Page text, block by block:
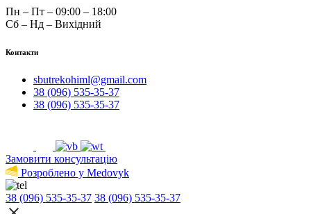
Пн – Пт – 09:00 – 18:00
Сб – Нд – Вихідний
Контакти
sbutrekohiml@gmail.com
38 (096) 535-35-37
38 (096) 535-35-37
Замовити консультацію
Розроблено у Medovyk
38 (096) 535-35-37 38 (096) 535-35-37